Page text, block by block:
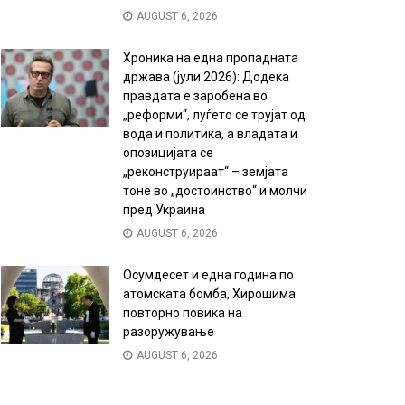
AUGUST 6, 2026
Хроника на една пропадната
држава (јули 2026): Додека
правдата е заробена во
„реформи“, луѓето се трујат од
вода и политика, а владата и
опозицијата се
„реконструираат“ – земјата
тоне во „достоинство“ и молчи
пред Украина
AUGUST 6, 2026
Осумдесет и една година по
атомската бомба, Хирошима
повторно повика на
разоружување
AUGUST 6, 2026